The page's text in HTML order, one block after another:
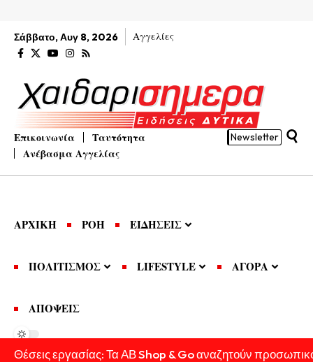
Σάββατο, Αυγ 8, 2026 Αγγελίες
Επικοινωνία
Ταυτότητα
Ανέβασμα Αγγελίας
Newsletter
ΑΡΧΙΚΗ ΡΟΗ ΕΙΔΗΣΕΙΣ
ΠΟΛΙΤΙΣΜΟΣ LIFESTYLE ΑΓΟΡΑ
ΑΠΟΨΕΙΣ
Θέσεις εργασίας: Τα ΑΒ Shop & Go αναζητούν